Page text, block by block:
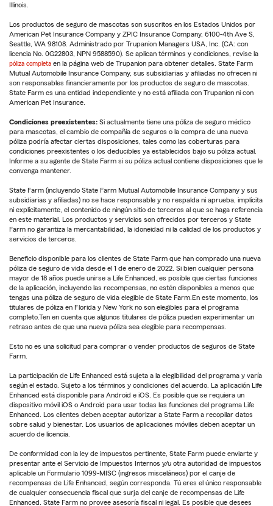
Illinois.
Los productos de seguro de mascotas son suscritos en los Estados Unidos por
American Pet Insurance Company y ZPIC Insurance Company, 6100-4th Ave S,
Seattle, WA 98108. Administrado por Trupanion Managers USA, Inc. (CA: con
licencia No. 0G22803, NPN 9588590). Se aplican términos y condiciones, revise la
póliza completa en la página web de Trupanion para obtener detalles. State Farm
Mutual Automobile Insurance Company, sus subsidiarias y afiliadas no ofrecen ni
son responsables financieramente por los productos de seguro de mascotas.
State Farm es una entidad independiente y no está afiliada con Trupanion ni con
American Pet Insurance.
Condiciones preexistentes: Si actualmente tiene una póliza de seguro médico
para mascotas, el cambio de compañía de seguros o la compra de una nueva
póliza podría afectar ciertas disposiciones, tales como las coberturas para
condiciones preexistentes o los deducibles ya establecidos bajo su póliza actual.
Informe a su agente de State Farm si su póliza actual contiene disposiciones que le
convenga mantener.
State Farm (incluyendo State Farm Mutual Automobile Insurance Company y sus
subsidiarias y afiliadas) no se hace responsable y no respalda ni aprueba, implícita
ni explícitamente, el contenido de ningún sitio de terceros al que se haga referencia
en este material. Los productos y servicios son ofrecidos por terceros y State
Farm no garantiza la mercantabilidad, la idoneidad ni la calidad de los productos y
servicios de terceros.
Beneficio disponible para los clientes de State Farm que han comprado una nueva
póliza de seguro de vida desde el 1 de enero de 2022. Si bien cualquier persona
mayor de 18 años puede unirse a Life Enhanced, es posible que ciertas funciones
de la aplicación, incluyendo las recompensas, no estén disponibles a menos que
tengas una póliza de seguro de vida elegible de State Farm.En este momento, los
titulares de póliza en Florida y New York no son elegibles para el programa
completo.Ten en cuenta que algunos titulares de póliza pueden experimentar un
retraso antes de que una nueva póliza sea elegible para recompensas.
Esto no es una solicitud para comprar o vender productos de seguros de State
Farm.
La participación de Life Enhanced está sujeta a la elegibilidad del programa y varía
según el estado. Sujeto a los términos y condiciones del acuerdo. La aplicación Life
Enhanced está disponible para Android e iOS. Es posible que se requiera un
dispositivo móvil iOS o Android para usar todas las funciones del programa Life
Enhanced. Los clientes deben aceptar autorizar a State Farm a recopilar datos
sobre salud y bienestar. Los usuarios de aplicaciones móviles deben aceptar un
acuerdo de licencia.
De conformidad con la ley de impuestos pertinente, State Farm puede enviarte y
presentar ante el Servicio de Impuestos Internos y/u otra autoridad de impuestos
aplicable un Formulario 1099-MISC (ingresos misceláneos) por el canje de
recompensas de Life Enhanced, según corresponda. Tú eres el único responsable
de cualquier consecuencia fiscal que surja del canje de recompensas de Life
Enhanced. State Farm no provee asesoría fiscal ni legal. Es posible que desees